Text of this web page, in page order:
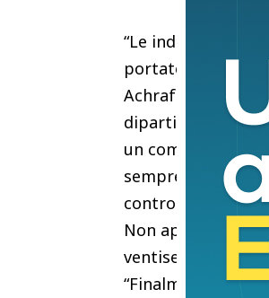
“Le indagini
portato la
Achraf Hakimi “a
dipartimentale
un comunicato
sempre respinto
contro la
Non appena la
ventisettenne ha
“Finalmente